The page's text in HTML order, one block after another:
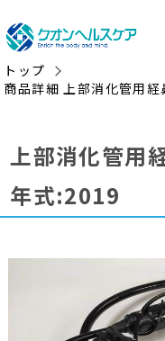
トップ
商品詳細 上部消化管用
上部消化管用
年式:2019